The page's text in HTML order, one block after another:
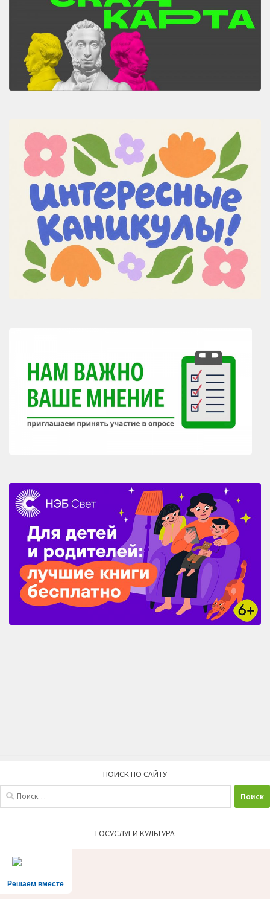
ПОИСК ПО САЙТУ
ГОСУСЛУГИ КУЛЬТУРА
Решаем вместе